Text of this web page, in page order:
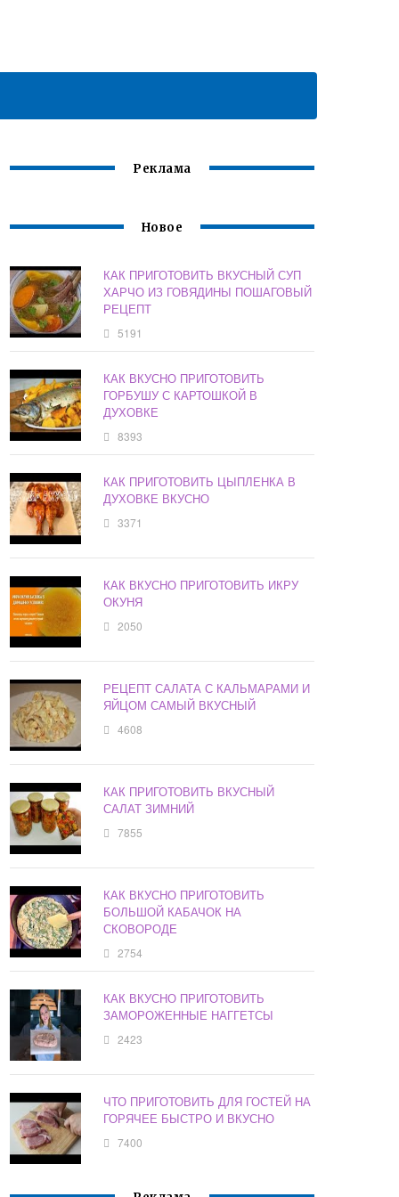
Реклама
Новое
КАК ПРИГОТОВИТЬ ВКУСНЫЙ СУП
ХАРЧО ИЗ ГОВЯДИНЫ ПОШАГОВЫЙ
РЕЦЕПТ
5191
КАК ВКУСНО ПРИГОТОВИТЬ
ГОРБУШУ С КАРТОШКОЙ В
ДУХОВКЕ
8393
КАК ПРИГОТОВИТЬ ЦЫПЛЕНКА В
ДУХОВКЕ ВКУСНО
3371
КАК ВКУСНО ПРИГОТОВИТЬ ИКРУ
ОКУНЯ
2050
РЕЦЕПТ САЛАТА С КАЛЬМАРАМИ И
ЯЙЦОМ САМЫЙ ВКУСНЫЙ
4608
КАК ПРИГОТОВИТЬ ВКУСНЫЙ
САЛАТ ЗИМНИЙ
7855
КАК ВКУСНО ПРИГОТОВИТЬ
БОЛЬШОЙ КАБАЧОК НА
СКОВОРОДЕ
2754
КАК ВКУСНО ПРИГОТОВИТЬ
ЗАМОРОЖЕННЫЕ НАГГЕТСЫ
2423
ЧТО ПРИГОТОВИТЬ ДЛЯ ГОСТЕЙ НА
ГОРЯЧЕЕ БЫСТРО И ВКУСНО
7400